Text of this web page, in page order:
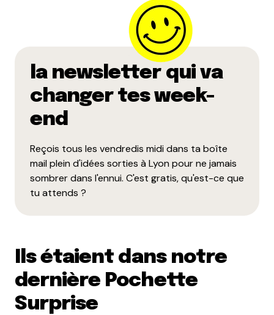
produits Bio (ceux du marché Monplaisir du
mercredi après midi) le mercredi à la fromagerie
« Lumière », 99 avenue des frères Lumière.
Amicalement
Répondre
boulangers, les bouchers, les poissonniers sont
ouverts
c
3 avril 2020 à 16 h 19 min
Répondre
champs obligatoires sont indiqués avec*
Prévenez-moi de tous les nouveaux commentaires
par e-mail.
la newsletter qui va
changer tes week-
end
Reçois tous les vendredis midi dans ta boîte
mail plein d'idées sorties à Lyon pour ne jamais
sombrer dans l'ennui. C'est gratis, qu'est-ce que
tu attends ?
Ils étaient dans notre
dernière Pochette
Surprise